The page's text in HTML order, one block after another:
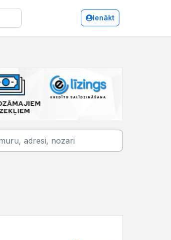
Ienākt
Saulkrasti/Kafejnīcas, bāri, restorāni